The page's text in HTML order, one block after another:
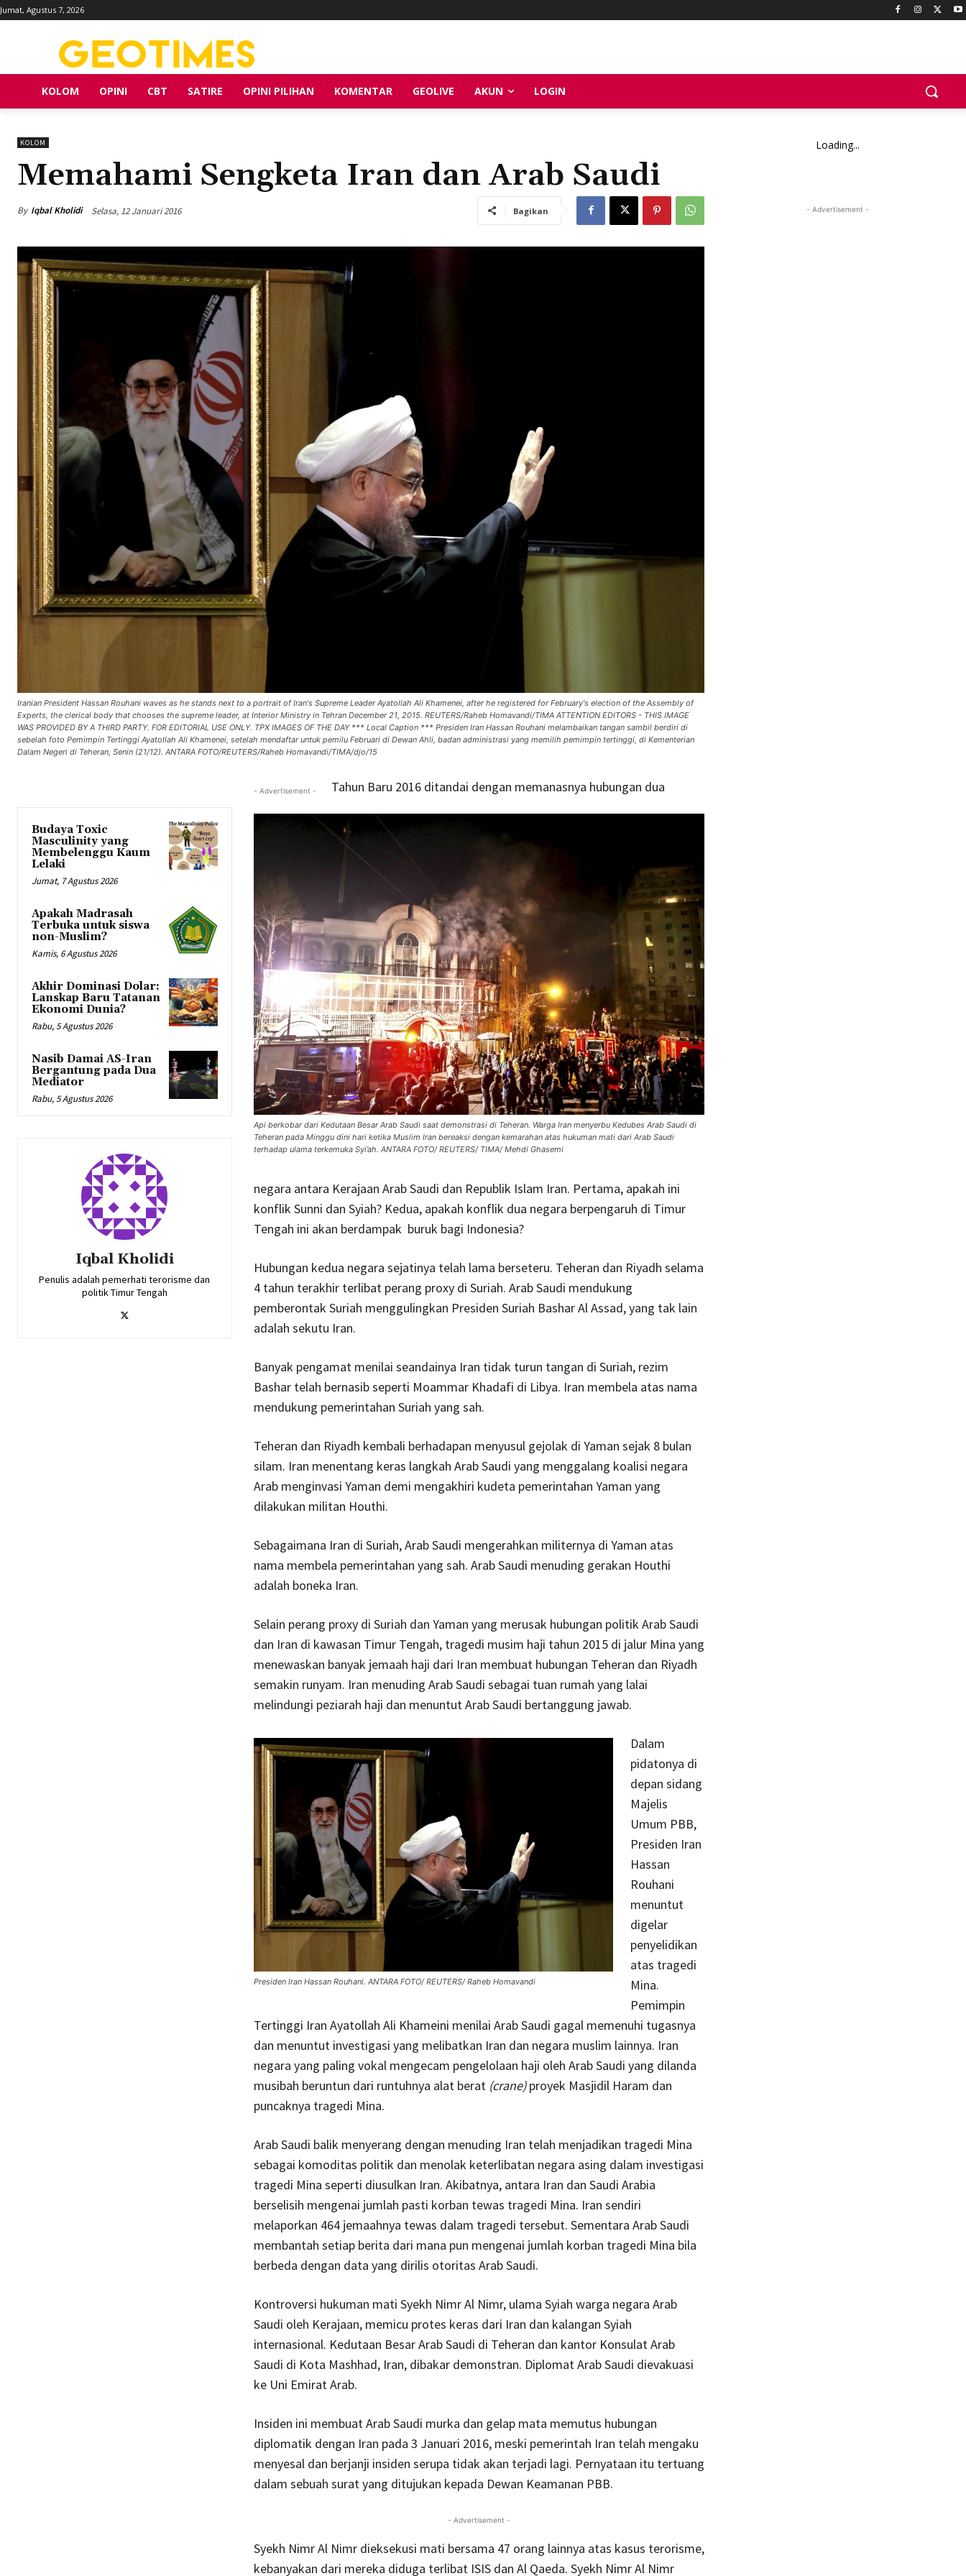
Jumat, Agustus 7, 2026
KOLOM OPINI CBT SATIRE OPINI PILIHAN KOMENTAR GEOLIVE AKUN LOGIN
KOLOM
Memahami Sengketa Iran dan Arab Saudi
By Iqbal Kholidi Selasa, 12 Januari 2016 Bagikan
Iranian President Hassan Rouhani waves as he stands next to a portrait of Iran's Supreme Leader Ayatollah Ali Khamenei, after he registered for February's election of the Assembly of
Experts, the clerical body that chooses the supreme leader, at Interior Ministry in Tehran December 21, 2015. REUTERS/Raheb Homavandi/TIMA ATTENTION EDITORS - THIS IMAGE
WAS PROVIDED BY A THIRD PARTY. FOR EDITORIAL USE ONLY. TPX IMAGES OF THE DAY *** Local Caption *** Presiden Iran Hassan Rouhani melambaikan tangan sambil berdiri di
sebelah foto Pemimpin Tertinggi Ayatollah Ali Khamenei, setelah mendaftar untuk pemilu Februari di Dewan Ahli, badan administrasi yang memilih pemimpin tertinggi, di Kementerian
Dalam Negeri di Teheran, Senin (21/12). ANTARA FOTO/REUTERS/Raheb Homavandi/TIMA/djo/15
Budaya Toxic
Masculinity yang
Membelenggu Kaum
Lelaki
Jumat, 7 Agustus 2026
Apakah Madrasah
Terbuka untuk siswa
non-Muslim?
Kamis, 6 Agustus 2026
Akhir Dominasi Dolar:
Lanskap Baru Tatanan
Ekonomi Dunia?
Rabu, 5 Agustus 2026
Nasib Damai AS-Iran
Bergantung pada Dua
Mediator
Rabu, 5 Agustus 2026
Iqbal Kholidi
Penulis adalah pemerhati terorisme dan
politik Timur Tengah
- Advertisement -
Api berkobar dari Kedutaan Besar Arab Saudi saat demonstrasi di Teheran. Warga Iran menyerbu Kedubes Arab Saudi di
Teheran pada Minggu dini hari ketika Muslim Iran bereaksi dengan kemarahan atas hukuman mati dari Arab Saudi
terhadap ulama terkemuka Syi’ah. ANTARA FOTO/ REUTERS/ TIMA/ Mehdi Ghasemi
Tahun Baru 2016 ditandai dengan memanasnya hubungan dua
negara antara Kerajaan Arab Saudi dan Republik Islam Iran. Pertama, apakah ini
konflik Sunni dan Syiah? Kedua, apakah konflik dua negara berpengaruh di Timur
Tengah ini akan berdampak buruk bagi Indonesia?
Hubungan kedua negara sejatinya telah lama berseteru. Teheran dan Riyadh selama
4 tahun terakhir terlibat perang proxy di Suriah. Arab Saudi mendukung
pemberontak Suriah menggulingkan Presiden Suriah Bashar Al Assad, yang tak lain
adalah sekutu Iran.
Banyak pengamat menilai seandainya Iran tidak turun tangan di Suriah, rezim
Bashar telah bernasib seperti Moammar Khadafi di Libya. Iran membela atas nama
mendukung pemerintahan Suriah yang sah.
Teheran dan Riyadh kembali berhadapan menyusul gejolak di Yaman sejak 8 bulan
silam. Iran menentang keras langkah Arab Saudi yang menggalang koalisi negara
Arab menginvasi Yaman demi mengakhiri kudeta pemerintahan Yaman yang
dilakukan militan Houthi.
Sebagaimana Iran di Suriah, Arab Saudi mengerahkan militernya di Yaman atas
nama membela pemerintahan yang sah. Arab Saudi menuding gerakan Houthi
adalah boneka Iran.
Selain perang proxy di Suriah dan Yaman yang merusak hubungan politik Arab Saudi
dan Iran di kawasan Timur Tengah, tragedi musim haji tahun 2015 di jalur Mina yang
menewaskan banyak jemaah haji dari Iran membuat hubungan Teheran dan Riyadh
semakin runyam. Iran menuding Arab Saudi sebagai tuan rumah yang lalai
melindungi peziarah haji dan menuntut Arab Saudi bertanggung jawab.
Presiden Iran Hassan Rouhani. ANTARA FOTO/ REUTERS/ Raheb Homavandi
Dalam
pidatonya di
depan sidang
Majelis
Umum PBB,
Presiden Iran
Hassan
Rouhani
menuntut
digelar
penyelidikan
atas tragedi
Mina.
Pemimpin
Tertinggi Iran Ayatollah Ali Khameini menilai Arab Saudi gagal memenuhi tugasnya
dan menuntut investigasi yang melibatkan Iran dan negara muslim lainnya. Iran
negara yang paling vokal mengecam pengelolaan haji oleh Arab Saudi yang dilanda
musibah beruntun dari runtuhnya alat berat (crane)proyek Masjidil Haram dan
puncaknya tragedi Mina.
Arab Saudi balik menyerang dengan menuding Iran telah menjadikan tragedi Mina
sebagai komoditas politik dan menolak keterlibatan negara asing dalam investigasi
tragedi Mina seperti diusulkan Iran. Akibatnya, antara Iran dan Saudi Arabia
berselisih mengenai jumlah pasti korban tewas tragedi Mina. Iran sendiri
melaporkan 464 jemaahnya tewas dalam tragedi tersebut. Sementara Arab Saudi
membantah setiap berita dari mana pun mengenai jumlah korban tragedi Mina bila
berbeda dengan data yang dirilis otoritas Arab Saudi.
Kontroversi hukuman mati Syekh Nimr Al Nimr, ulama Syiah warga negara Arab
Saudi oleh Kerajaan, memicu protes keras dari Iran dan kalangan Syiah
internasional. Kedutaan Besar Arab Saudi di Teheran dan kantor Konsulat Arab
Saudi di Kota Mashhad, Iran, dibakar demonstran. Diplomat Arab Saudi dievakuasi
ke Uni Emirat Arab.
Insiden ini membuat Arab Saudi murka dan gelap mata memutus hubungan
diplomatik dengan Iran pada 3 Januari 2016, meski pemerintah Iran telah mengaku
menyesal dan berjanji insiden serupa tidak akan terjadi lagi. Pernyataan itu tertuang
dalam sebuah surat yang ditujukan kepada Dewan Keamanan PBB.
- Advertisement -
Syekh Nimr Al Nimr dieksekusi mati bersama 47 orang lainnya atas kasus terorisme,
kebanyakan dari mereka diduga terlibat ISIS dan Al Qaeda. Syekh Nimr Al Nimr
Loading...
- Advertisement -